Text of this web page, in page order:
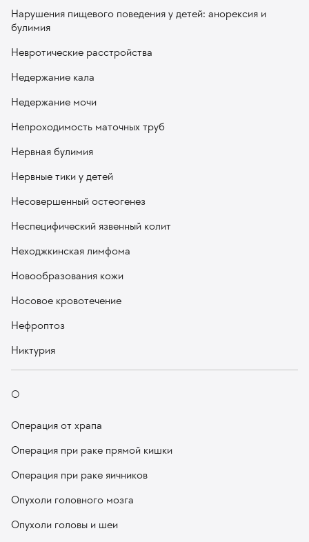
Нарушения пищевого поведения у детей: анорексия и
булимия
Невротические расстройства
Недержание кала
Недержание мочи
Непроходимость маточных труб
Нервная булимия
Нервные тики у детей
Несовершенный остеогенез
Неспецифический язвенный колит
Неходжкинская лимфома
Новообразования кожи
Носовое кровотечение
Нефроптоз
Никтурия
О
Операция от храпа
Операция при раке прямой кишки
Операция при раке яичников
Опухоли головного мозга
Опухоли головы и шеи